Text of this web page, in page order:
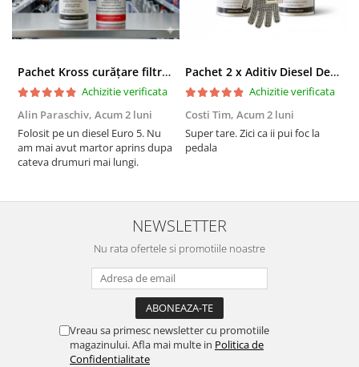
Pachet Kross curățare filtru particule DPF și etanșare ulei 250 ml + 250 ml
Achizitie verificata
Alin Paraschiv, Acum 2 luni
Folosit pe un diesel Euro 5. Nu
am mai avut martor aprins dupa
cateva drumuri mai lungi.
Pachet 2 x Aditiv Diesel Detox Premium Kross - Curățare Completă, +5 Puncte Cetanic & Protecție DPF/EGR
Achizitie verificata
Costi Tim, Acum 2 luni
Super tare. Zici ca ii pui foc la
pedala
NEWSLETTER
Nu rata ofertele si promotiile noastre
Vreau sa primesc newsletter cu promotiile
magazinului. Afla mai multe in Politica de
Confidentialitate